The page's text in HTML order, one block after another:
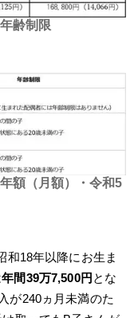
齢制限
額（月額）・令和5
和18年以降にお生ま
年間39万7,500円 とな
が240ヵ月未満のた